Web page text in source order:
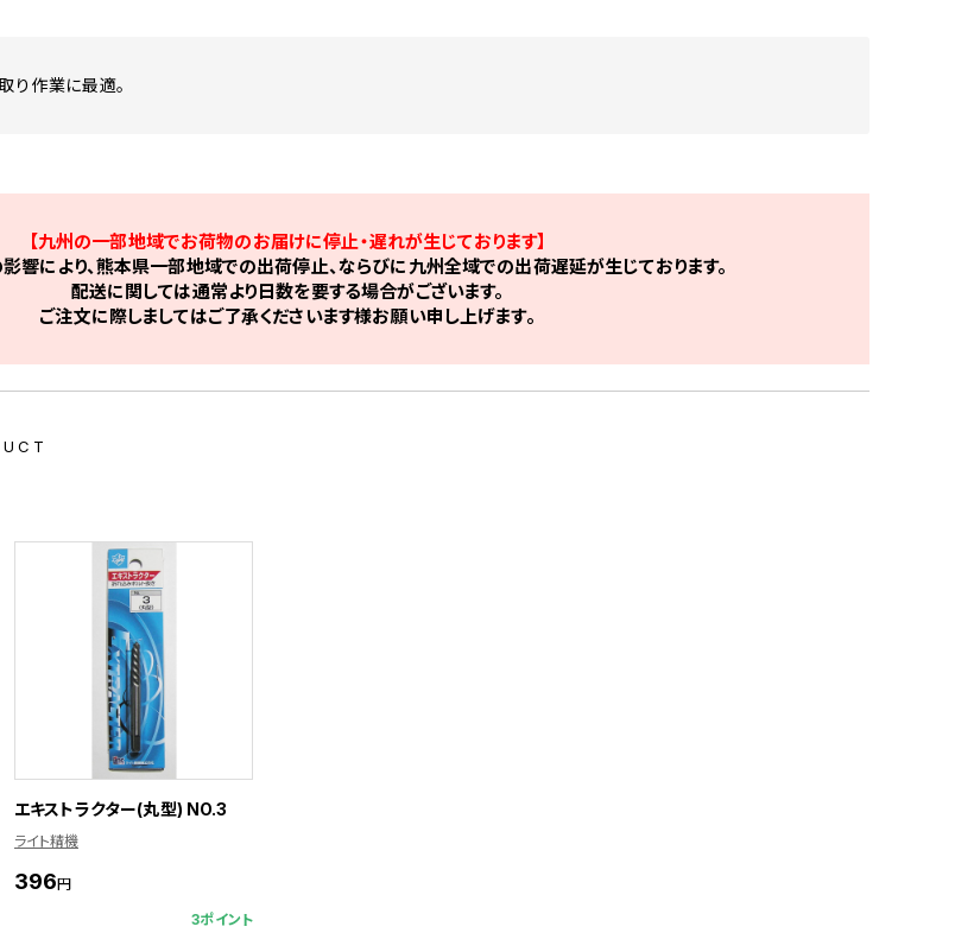
り作業に最適。
【九州の一部地域でお荷物のお届けに停止・遅れが生じております】
響により、熊本県一部地域での出荷停止、ならびに九州全域での出荷遅延が生じております。
配送に関しては通常より日数を要する場合がございます。
ご注文に際しましてはご了承くださいます様お願い申し上げます。
エキストラクター(丸型) NO.3
ライト精機
396円
3ポイント